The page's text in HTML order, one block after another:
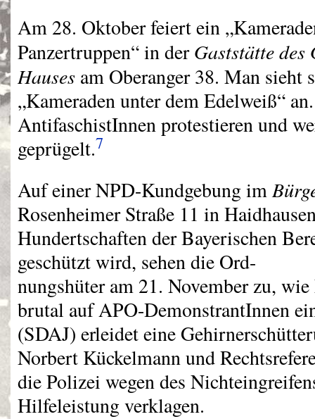
Am 28. Oktober feiert ein
Panzertruppen“ in derGaststätte
Hauses am Oberanger 38. Man sieht
„Kameraden unter dem Edelweiß“
AntifaschistInnen protestieren und
geprügelt.7
Auf einerNPD-Kundgebung im
Rosenheimer Straße 11 in
Hundertschaften der Bayerischen
geschützt wird, sehen die Ord-
nungshüter am 21. November zu, wie
brutal aufAPO-DemonstrantInnen
(SDAJ) erleidet eine
Norbert Kückelmann und
die Polizei wegen des
Hilfeleistung verklagen.